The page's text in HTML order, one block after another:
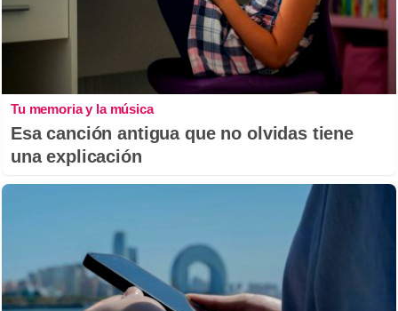
Tu memoria y la música
Esa canción antigua que no olvidas tiene
una explicación